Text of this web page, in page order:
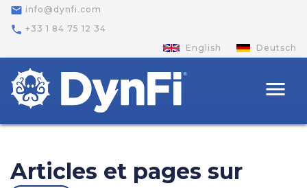
email info@dynfi.com
phone +33 1 84 75 12 34
English
Deutsch
menu
Articles et pages sur